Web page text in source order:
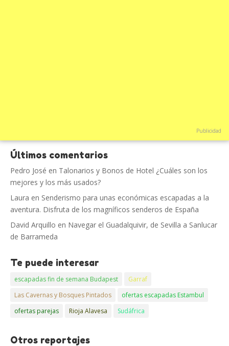
Publicidad
Últimos comentarios
Pedro José en Talonarios y Bonos de Hotel ¿Cuáles son los
mejores y los más usados?
Laura en Senderismo para unas económicas escapadas a la
aventura. Disfruta de los magníficos senderos de España
David Arquillo en Navegar el Guadalquivir, de Sevilla a Sanlucar
de Barrameda
Te puede interesar
escapadas fin de semana Budapest
Garraf
Las Cavernas y Bosques Pintados
ofertas escapadas Estambul
ofertas parejas
Rioja Alavesa Sudáfrica
Otros reportajes